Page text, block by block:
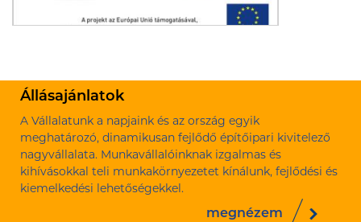
Állásajánlatok
A Vállalatunk a napjaink és az ország egyik
meghatározó, dinamikusan fejlődő építőipari kivitelező
nagyvállalata. Munkavállalóinknak izgalmas és
kihívásokkal teli munkakörnyezetet kínálunk, fejlődési és
kiemelkedési lehetőségekkel.
megnézem